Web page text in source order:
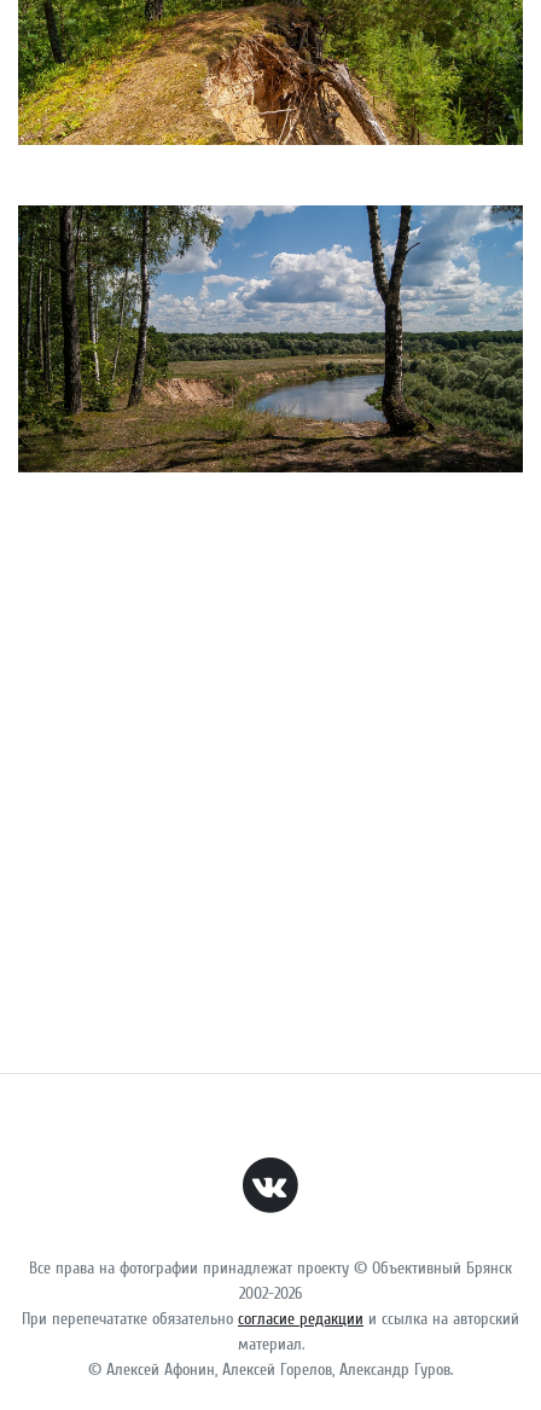
Все права на фотографии принадлежат проекту © Объективный Брянск
2002-2026
При перепечататке обязательно согласие редакции и ссылка на авторский
материал.
© Алексей Афонин, Алексей Горелов, Александр Гуров.